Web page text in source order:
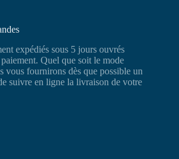
expédiés sous 5 jours ouvrés
Quel que soit le mode
vous fournirons dès que possible un
suivre en ligne la livraison de votre